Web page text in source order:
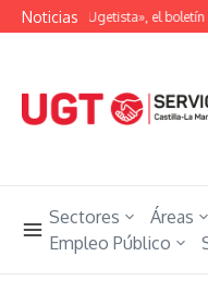
Saltar al contenido
Noticias
«Unión Ugetista», el
Sectores Áreas
Empleo Público